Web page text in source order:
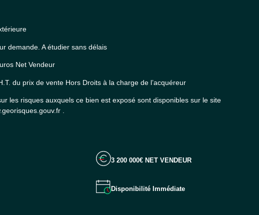
demande. A étudier sans délais
Net Vendeur
du prix de vente Hors Droits à la charge de l’acquéreur
les risques auxquels ce bien est exposé sont disponibles sur le site
.
3 200 000€ NET VENDEUR
Disponibilité Immédiate